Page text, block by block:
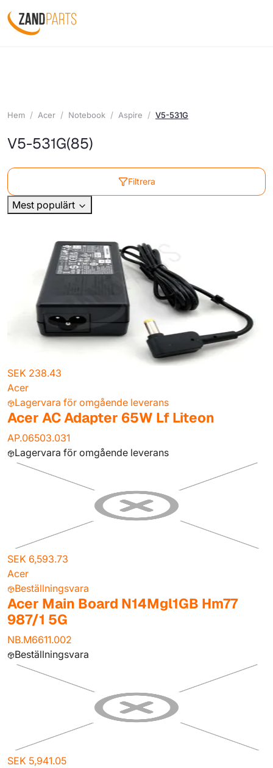
Hem Acer Notebook Aspire V5-531G
V5-531G(85)
Filtrera
Mest populärt
SEK 238.43
Acer
Lagervara för omgående leverans
Acer AC Adapter 65W Lf Liteon
AP.06503.031
Lagervara för omgående leverans
SEK 6,593.73
Acer
Beställningsvara
Acer Main Board N14Mgl1GB Hm77
987/1 5G
NB.M6611.002
Beställningsvara
SEK 5,941.05